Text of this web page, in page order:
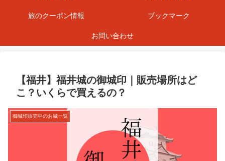
旅のクーポン情報 ブックマーク
お問い合わせ
【福井】福井城の御城印｜販売場所はど
こ？いくらで買えるの？
御城印販売中のお城一覧